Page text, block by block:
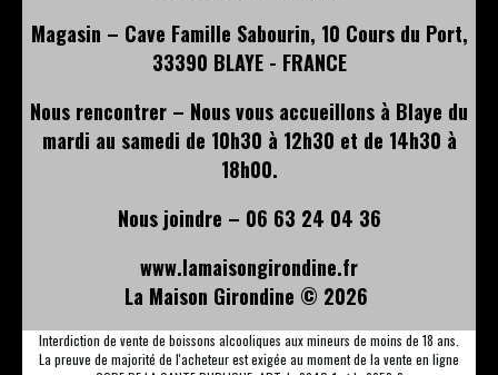
Magasin – Cave Famille Sabourin, 10 Cours du Port,
33390 BLAYE - FRANCE
Nous rencontrer – Nous vous accueillons à Blaye du
mardi au samedi de 10h30 à 12h30 et de 14h30 à
18h00.
Nous joindre – 06 63 24 04 36
www.lamaisongirondine.fr
La Maison Girondine © 2026
Interdiction de vente de boissons alcooliques aux mineurs de moins de 18 ans.
La preuve de majorité de l'acheteur est exigée au moment de la vente en ligne